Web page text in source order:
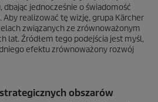
jednocześnie o świadomość
realizować tę wizję, grupa Kärcher
związanych ze zrównoważonym
lat. Źródłem tego podejścia jest myśl,
efektu zrównoważony rozwój
obszarów